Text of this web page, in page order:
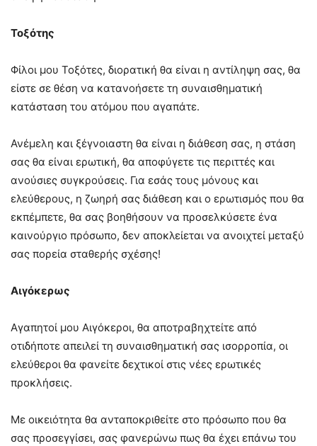
Τοξότης
Φίλοι μου Τοξότες, διορατική θα είναι η αντίληψη σας, θα
είστε σε θέση να κατανοήσετε τη συναισθηματική
κατάσταση του ατόμου που αγαπάτε.
Ανέμελη και ξέγνοιαστη θα είναι η διάθεση σας, η στάση
σας θα είναι ερωτική, θα αποφύγετε τις περιττές και
ανούσιες συγκρούσεις. Για εσάς τους μόνους και
ελεύθερους, η ζωηρή σας διάθεση και ο ερωτισμός που θα
εκπέμπετε, θα σας βοηθήσουν να προσελκύσετε ένα
καινούργιο πρόσωπο, δεν αποκλείεται να ανοιχτεί μεταξύ
σας πορεία σταθερής σχέσης!
Αιγόκερως
Αγαπητοί μου Αιγόκεροι, θα αποτραβηχτείτε από
οτιδήποτε απειλεί τη συναισθηματική σας ισορροπία, οι
ελεύθεροι θα φανείτε δεχτικοί στις νέες ερωτικές
προκλήσεις.
Με οικειότητα θα ανταποκριθείτε στο πρόσωπο που θα
σας προσεγγίσει, σας φανερώνω πως θα έχει επάνω του